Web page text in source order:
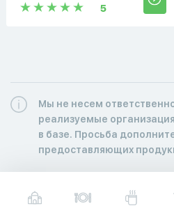
5
Мы не несем
реализуемые
в базе. Просьба
предоставляющих